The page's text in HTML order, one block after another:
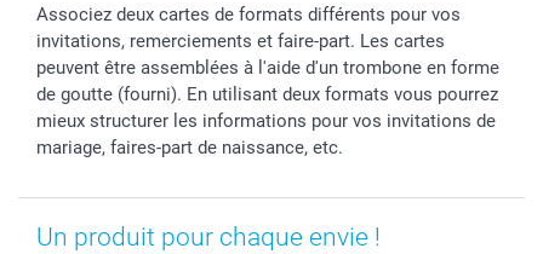
Dénicheur d'idées cadeau
Baptême
Toussaint
Rentrée des classes
Saint-Valentin
Vacances
Gestion des cookies
Partenariats & Influence
Investisseurs
Livraison
Modes de paiement
Grandes quantités
Statut de ma commande
Associez deux cartes de formats différents pour vos
invitations, remerciements et faire-part. Les cartes
peuvent être assemblées à l'aide d'un trombone en forme
de goutte (fourni). En utilisant deux formats vous pourrez
mieux structurer les informations pour vos invitations de
mariage, faires-part de naissance, etc.
Un produit pour chaque envie !